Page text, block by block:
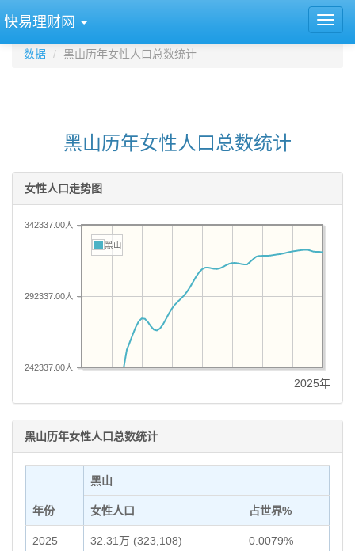
快易理财网
数据 黑山历年女性人口总数统计
黑山历年女性人口总数统计
女性人口走势图
242337.00人
292337.00人
342337.00人
黑山
2025年
黑山历年女性人口总数统计
年份
黑山
女性人口 占世界%
2025 32.31万 (323,108) 0.0079%